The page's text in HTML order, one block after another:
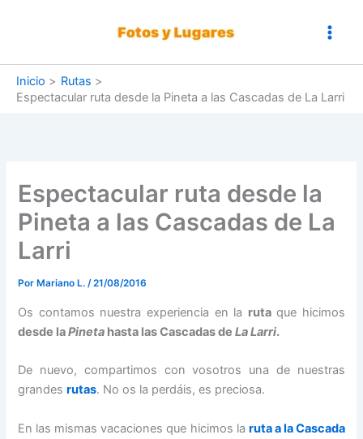
Inicio
Rutas
Espectacular ruta desde la Pineta a las Cascadas de La Larri
Espectacular ruta desde la
Pineta a las Cascadas de La
Larri
Por Mariano L./21/08/2016
Os contamos nuestra experiencia en la rutaque hicimos
desde laPineta hasta las Cascadas deLa Larri.
De nuevo, compartimos con vosotros una de nuestras
grandesrutas. No os la perdáis, es preciosa.
En las mismas vacaciones que hicimos la ruta a la Cascada